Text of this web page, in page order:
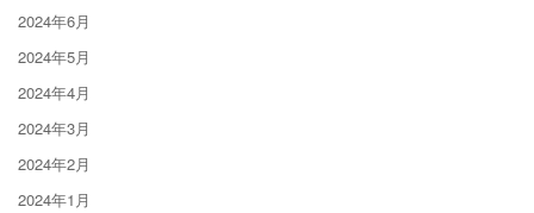
2024年6月
2024年5月
2024年4月
2024年3月
2024年2月
2024年1月